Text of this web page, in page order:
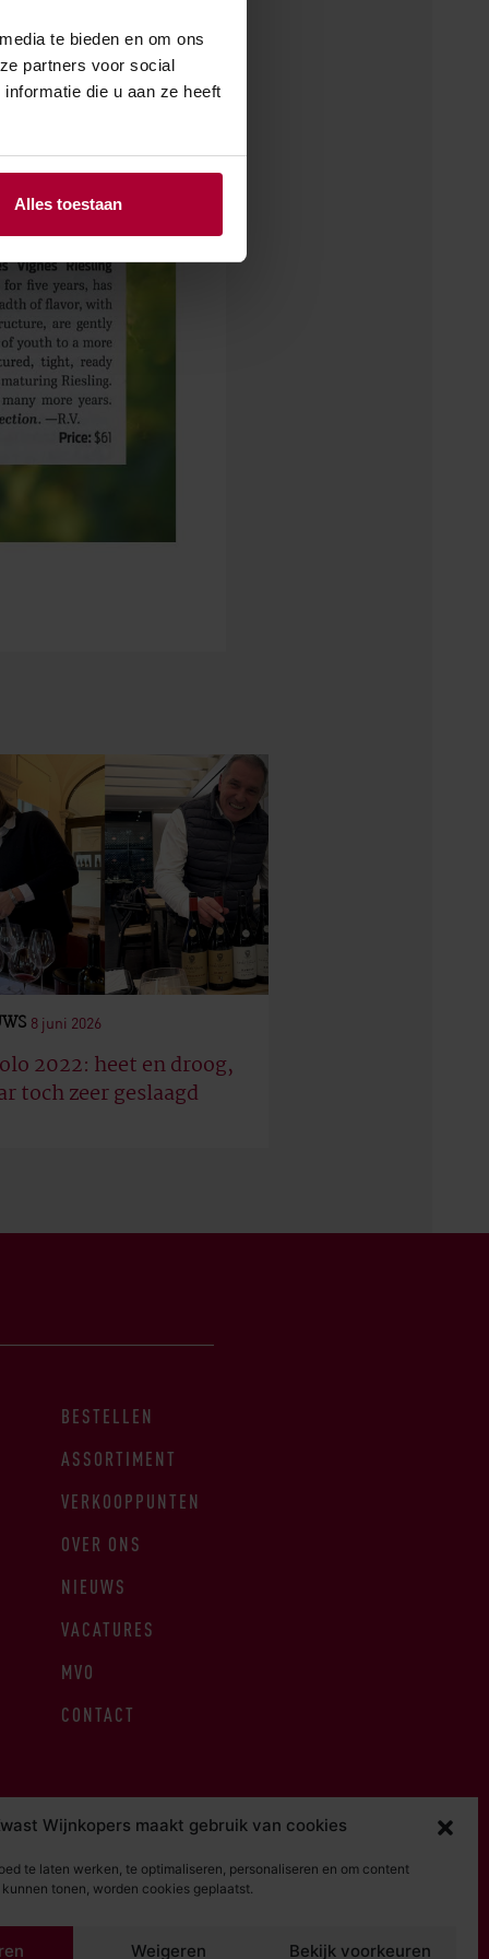
te bieden en om ons
partners voor social
die u aan ze heeft
Alles toestaan
Wijnkopers maakt gebruik van cookies
te laten werken, te optimaliseren, personaliseren en om content
tonen, worden cookies geplaatst.
Weigeren Bekijk voorkeuren
8 juni 2026
2022: heet en droog,
toch zeer geslaagd
BESTELLEN
ASSORTIMENT
VERKOOPPUNTEN
OVER ONS
NIEUWS
VACATURES
MVO
CONTACT
PRIVACY STATEMENT